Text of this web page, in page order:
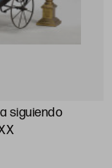
siguiendo